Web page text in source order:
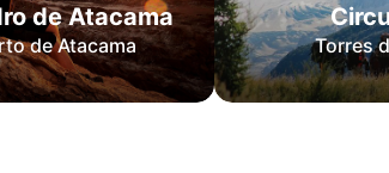
de Atacama
de Atacama Torres